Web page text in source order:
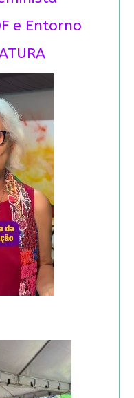
e Entorno